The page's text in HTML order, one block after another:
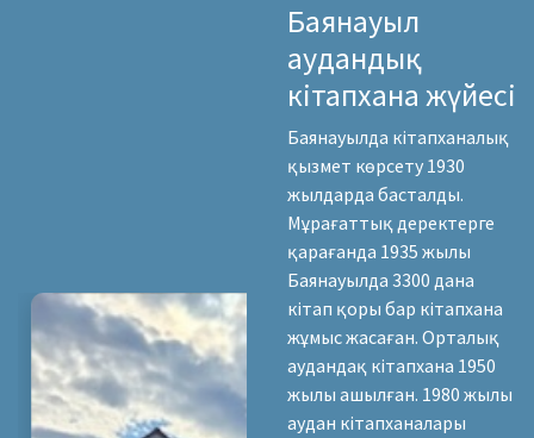
Баянауыл
аудандық
кітапхана жүйесі
Баянауылда кітапханалық
қызмет көрсету 1930
жылдарда басталды.
Мұрағаттық деректерге
қарағанда 1935 жылы
Баянауылда 3300 дана
кітап қоры бар кітапхана
жұмыс жасаған. Орталық
аудандақ кітапхана 1950
жылы ашылған. 1980 жылы
аудан кітапханалары